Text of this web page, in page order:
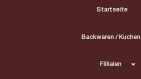
Startseite
Backwaren / Kuchen
Fillialen